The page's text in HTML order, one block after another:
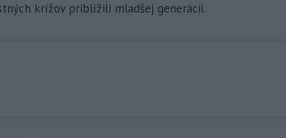
krížov priblížili mladšej generácii.